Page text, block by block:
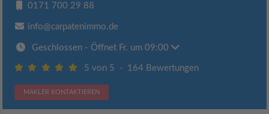
0171 700 29 88
info@carpatenimmo.de
Geschlossen - Öffnet Fr. um 09:00
5 von 5 - 164 Bewertungen
MAKLER KONTAKTIEREN